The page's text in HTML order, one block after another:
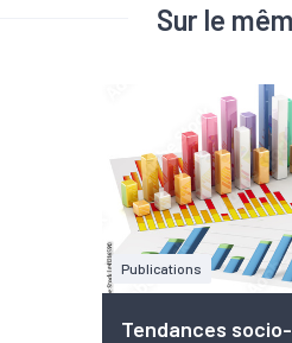
Sur le
Publications
Tendances socio-